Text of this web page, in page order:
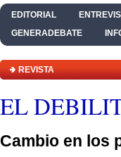
EDITORIAL
GENERADEBATE
REVISTA
EL
Cambio en los